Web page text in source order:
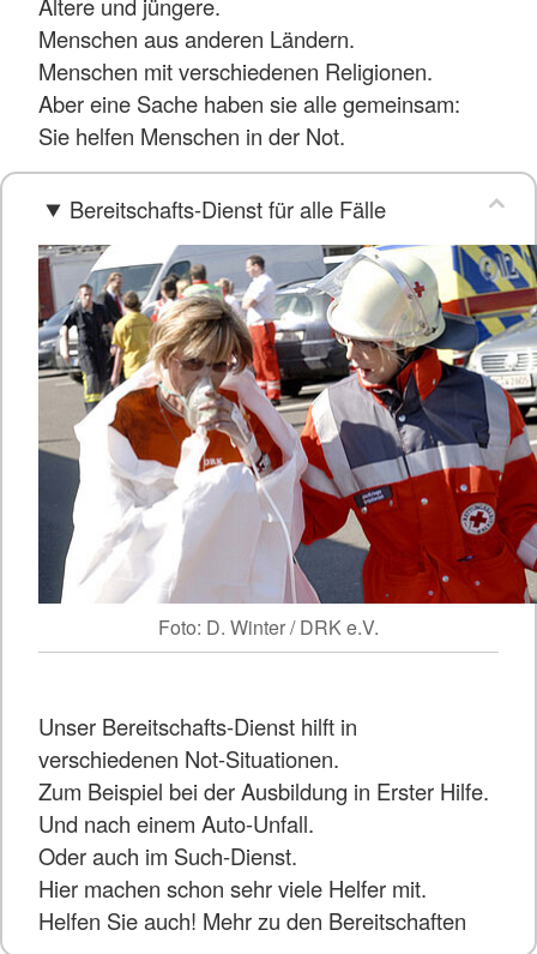
Ältere und jüngere.
Menschen aus anderen Ländern.
Menschen mit verschiedenen Religionen.
Aber eine Sache haben sie alle gemeinsam:
Sie helfen Menschen in der Not.
Bereitschafts-Dienst für alle Fälle
Foto: D. Winter / DRK e.V.
Unser Bereitschafts-Dienst hilft in
verschiedenen Not-Situationen.
Zum Beispiel bei der Ausbildung in Erster Hilfe.
Und nach einem Auto-Unfall.
Oder auch im Such-Dienst.
Hier machen schon sehr viele Helfer mit.
Helfen Sie auch! Mehr zu den Bereitschaften